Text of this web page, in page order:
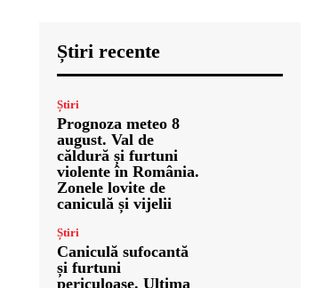
Știri recente
Știri
Prognoza meteo 8
august. Val de
căldură și furtuni
violente în România.
Zonele lovite de
caniculă și vijelii
Știri
Caniculă sufocantă
și furtuni
periculoase. Ultima